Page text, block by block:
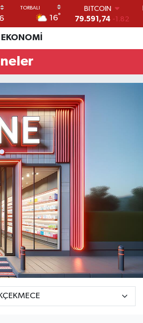
16°
BITCOIN
79.591,74 -1.82
DOLAR
EURO
61,60380 0.18
6862,09000
EKONOMİ